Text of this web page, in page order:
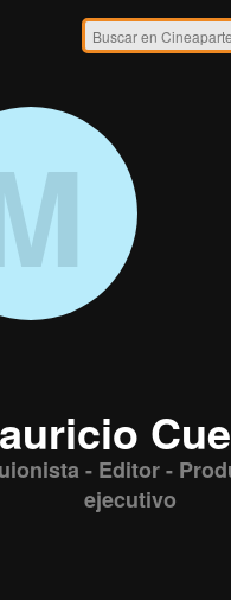
- Editor -
ejecutivo